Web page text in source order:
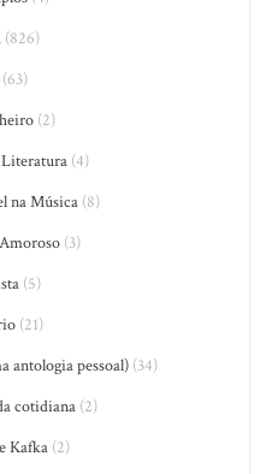
(826)
(63)
(2)
Literatura(4)
na Música (8)
(3)
(5)
(21)
antologia pessoal)(34)
cotidiana(2)
Kafka(2)